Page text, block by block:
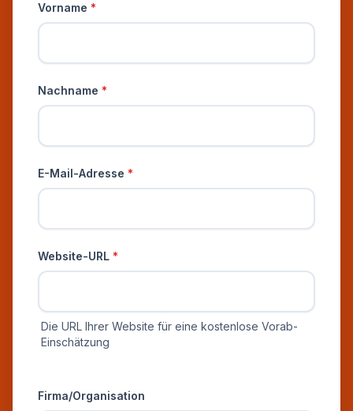
Vorname *
Nachname *
E-Mail-Adresse *
Website-URL *
Die URL Ihrer Website für eine kostenlose Vorab-
Einschätzung
Firma/Organisation